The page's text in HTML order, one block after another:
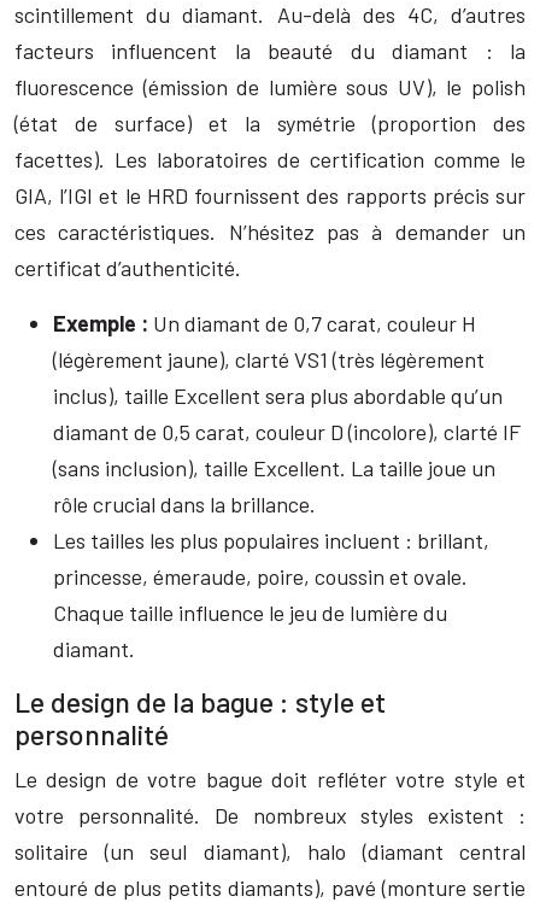
scintillement du diamant. Au-delà des 4C, d’autres
facteurs influencent la beauté du diamant : la
fluorescence (émission de lumière sous UV), le polish
(état de surface) et la symétrie (proportion des
facettes). Les laboratoires de certification comme le
GIA, l’IGI et le HRD fournissent des rapports précis sur
ces caractéristiques. N’hésitez pas à demander un
certificat d’authenticité.
Exemple : Un diamant de 0,7 carat, couleur H
(légèrement jaune), clarté VS1 (très légèrement
inclus), taille Excellent sera plus abordable qu’un
diamant de 0,5 carat, couleur D (incolore), clarté IF
(sans inclusion), taille Excellent. La taille joue un
rôle crucial dans la brillance.
Les tailles les plus populaires incluent : brillant,
princesse, émeraude, poire, coussin et ovale.
Chaque taille influence le jeu de lumière du
diamant.
Le design de la bague : style et
personnalité
Le design de votre bague doit refléter votre style et
votre personnalité. De nombreux styles existent :
solitaire (un seul diamant), halo (diamant central
entouré de plus petits diamants), pavé (monture sertie